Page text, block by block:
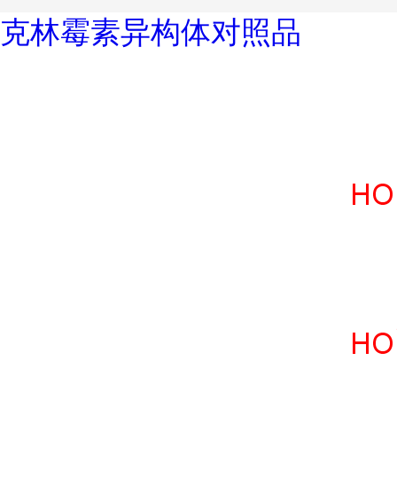
克林霉素异构体对照品